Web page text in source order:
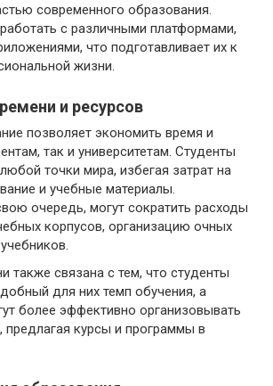
современного образования.
с различными платформами,
что подготавливает их к
жизни.
и ресурсов
позволяет экономить время и
так и университетам. Студенты
точки мира, избегая затрат на
и учебные материалы.
очередь, могут сократить расходы
корпусов, организацию очных
также связана с тем, что студенты
для них темп обучения, а
более эффективно организовывать
предлагая курсы и программы в